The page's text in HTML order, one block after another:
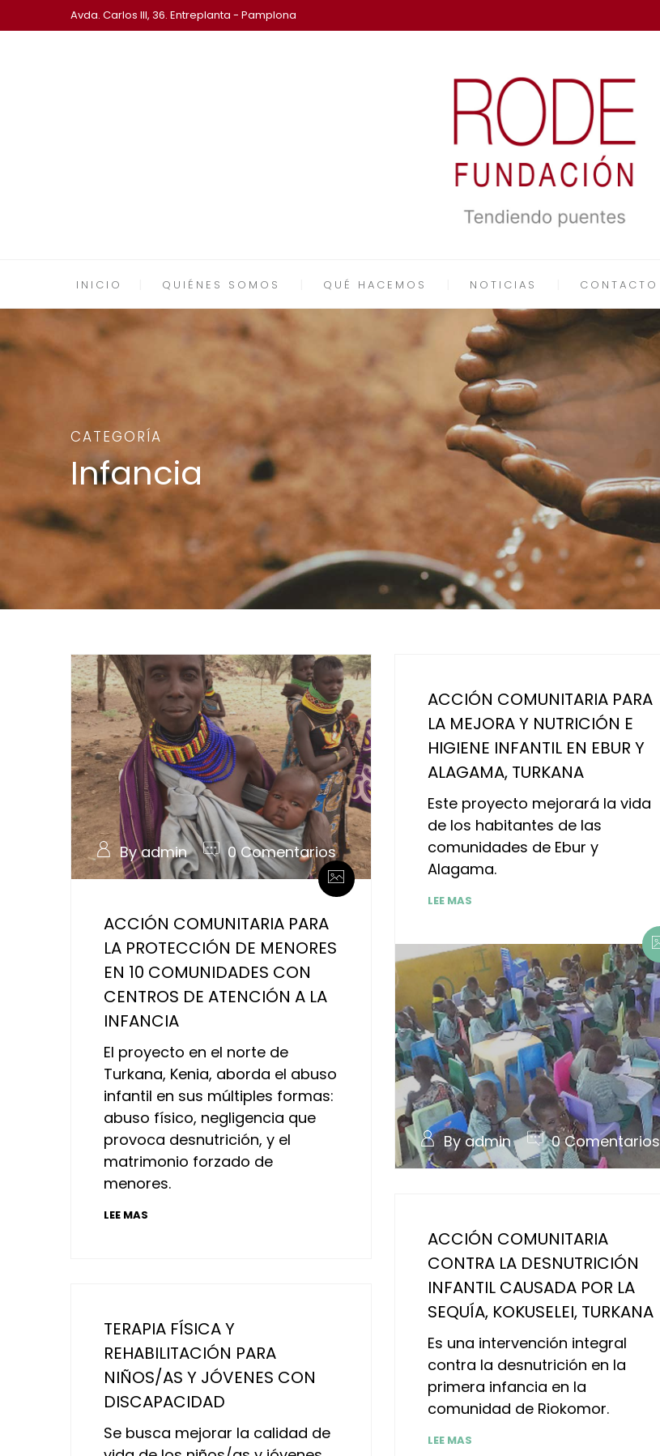
Avda. Carlos III, 36. Entreplanta - Pamplona
INICIO QUIÉNES SOMOS QUÉ HACEMOS NOTICIAS CONTACTO
CATEGORÍA
Infancia
By admin 0 Comentarios
ACCIÓN COMUNITARIA PARA
LA PROTECCIÓN DE MENORES
EN 10 COMUNIDADES CON
CENTROS DE ATENCIÓN A LA
INFANCIA
El proyecto en el norte de
Turkana, Kenia, aborda el abuso
infantil en sus múltiples formas:
abuso físico, negligencia que
provoca desnutrición, y el
matrimonio forzado de
menores.
LEE MAS
ACCIÓN COMUNITARIA PARA
LA MEJORA Y NUTRICIÓN E
HIGIENE INFANTIL EN EBUR Y
ALAGAMA, TURKANA
Este proyecto mejorará la vida
de los habitantes de las
comunidades de Ebur y
Alagama.
LEE MAS
By admin 0 Comentarios
ACCIÓN COMUNITARIA
CONTRA LA DESNUTRICIÓN
INFANTIL CAUSADA POR LA
SEQUÍA, KOKUSELEI, TURKANA
Es una intervención integral
contra la desnutrición en la
primera infancia en la
comunidad de Riokomor.
LEE MAS
TERAPIA FÍSICA Y
REHABILITACIÓN PARA
NIÑOS/AS Y JÓVENES CON
DISCAPACIDAD
Se busca mejorar la calidad de